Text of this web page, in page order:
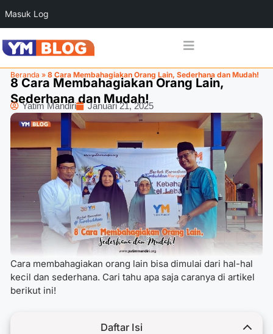
Masuk Log
Beranda » 8 Cara Membahagiakan Orang Lain, Sederhana dan Mudah!
8 Cara Membahagiakan Orang Lain,
Sederhana dan Mudah!
Yatim Mandiri Januari 21, 2025
Cara membahagiakan orang lain bisa dimulai dari hal-hal
kecil dan sederhana. Cari tahu apa saja caranya di artikel
berikut ini!
Daftar Isi